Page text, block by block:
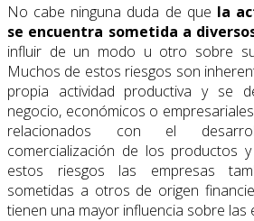
No cabe ninguna duda de que la
se encuentra sometida a
influir de un modo u otro sobre
Muchos de estos riesgos son
propia actividad productiva y se
negocio, económicos o
relacionados con el
comercialización de los productos
estos riesgos las empresas
sometidas a otros de origen
tienen una mayor influencia sobre las